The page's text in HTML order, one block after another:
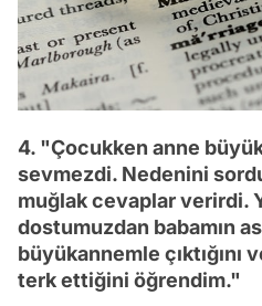
4. "Çocukken anne
sevmezdi. Nedenini
muğlak cevaplar verirdi.
dostumuzdan babamın
büyükannemle çıktığını
terk ettiğini öğrendim."